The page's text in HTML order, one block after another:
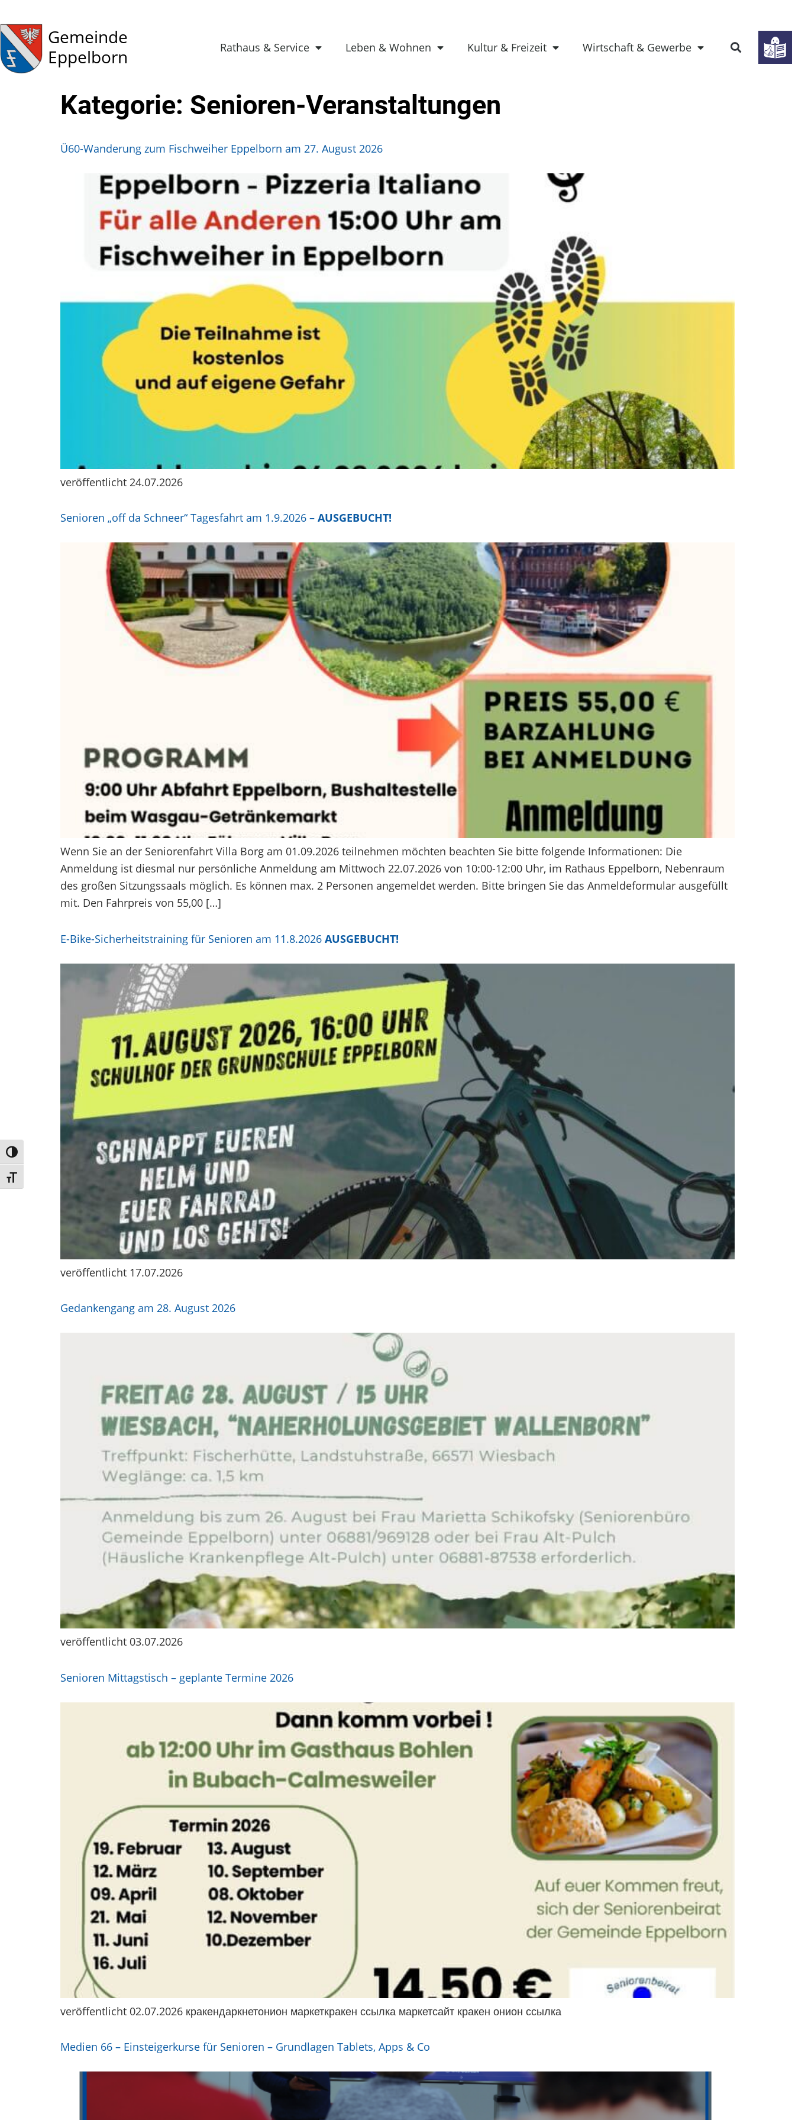
Umschalten auf hohe Kontraste
Schrift vergrößern
Gemeinde
Eppelborn
Rathaus & Service Leben & Wohnen Kultur & Freizeit Wirtschaft & Gewerbe
Kategorie: Senioren-Veranstaltungen
Ü60-Wanderung zum Fischweiher Eppelborn am 27. August 2026
veröffentlicht 24.07.2026
Senioren „off da Schneer“ Tagesfahrt am 1.9.2026 – AUSGEBUCHT!
Wenn Sie an der Seniorenfahrt Villa Borg am 01.09.2026 teilnehmen möchten beachten Sie bitte folgende Informationen: Die
Anmeldung ist diesmal nur persönliche Anmeldung am Mittwoch 22.07.2026 von 10:00-12:00 Uhr, im Rathaus Eppelborn, Nebenraum
des großen Sitzungssaals möglich. Es können max. 2 Personen angemeldet werden. Bitte bringen Sie das Anmeldeformular ausgefüllt
mit. Den Fahrpreis von 55,00 […]
E-Bike-Sicherheitstraining für Senioren am 11.8.2026 AUSGEBUCHT!
veröffentlicht 17.07.2026
Gedankengang am 28. August 2026
veröffentlicht 03.07.2026
Senioren Mittagstisch – geplante Termine 2026
veröffentlicht 02.07.2026 кракендаркнетонион маркеткракен ссылка маркетсайт кракен онион ссылка
Medien 66 – Einsteigerkurse für Senioren – Grundlagen Tablets, Apps & Co